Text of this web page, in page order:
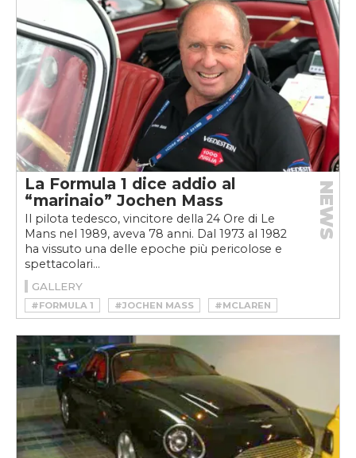
La Formula 1 dice addio al
“marinaio” Jochen Mass
Il pilota tedesco, vincitore della 24 Ore di Le
Mans nel 1989, aveva 78 anni. Dal 1973 al 1982
ha vissuto una delle epoche più pericolose e
spettacolari...
NEWS
GALLERY
#FORMULA 1 #JOCHEN MASS #MCLAREN